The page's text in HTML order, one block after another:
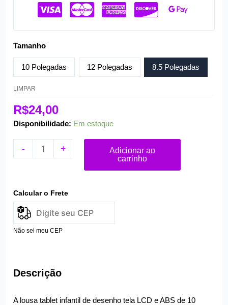
Tamanho
10 Polegadas 12 Polegadas 8.5 Polegadas
LIMPAR
R$24,00
Disponibilidade: Em estoque
-
quantidade
+
Adicionar ao
carrinho
Calcular o Frete
Não sei meu CEP
Descrição
A lousa tablet infantil de desenho tela LCD e ABS de 10